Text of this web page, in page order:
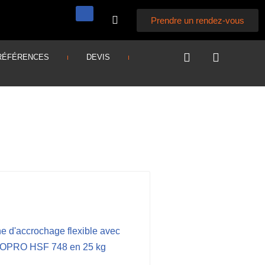
Prendre un rendez-vous
DEVIS